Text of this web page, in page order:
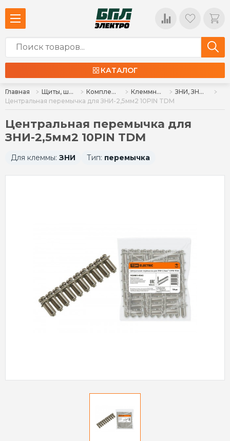
КАТАЛОГ
Главная Щиты, шкафы, корпуса и изделия к ним Комплектующие для щитов Клеммные колодки, клеммы
ЗНИ, ЗНН, ЗКБ, ДЗКБ, МКМ
Центральная перемычка для ЗНИ-2,5мм2 10PIN TDM
Центральная перемычка для
ЗНИ-2,5мм2 10PIN TDM
Для клеммы: ЗНИ Тип: перемычка